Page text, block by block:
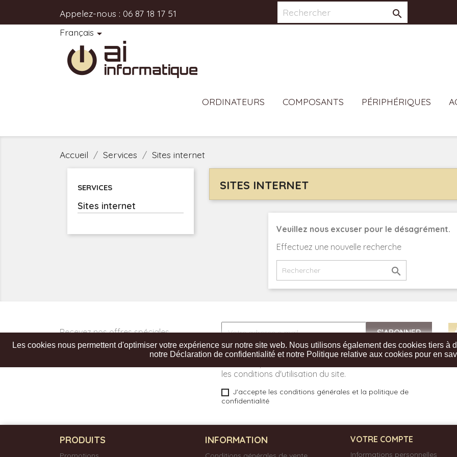
Appelez-nous : 06 87 18 17 51
Français 

ORDINATEURS COMPOSANTS PÉRIPHÉRIQUES
Accueil Services Sites internet
SERVICES
Sites internet
SITES INTERNET
Veuillez nous excuser pour le désagrément.
Effectuez une nouvelle recherche

Recevez nos offres spéciales
Vous pouvez vous désinscrire à tout moment. Vous
les conditions d'utilisation du site.
J'accepte les conditions générales et la politique de
confidentialité
PRODUITS INFORMATION VOTRE COMPTE
Informations personnelles
Les cookies nous permettent d'optimiser votre expérience sur notre site web. Nous utilisons également des cookies tiers
notre Déclaration de confidentialité et notre Politique relative aux cookies pour en